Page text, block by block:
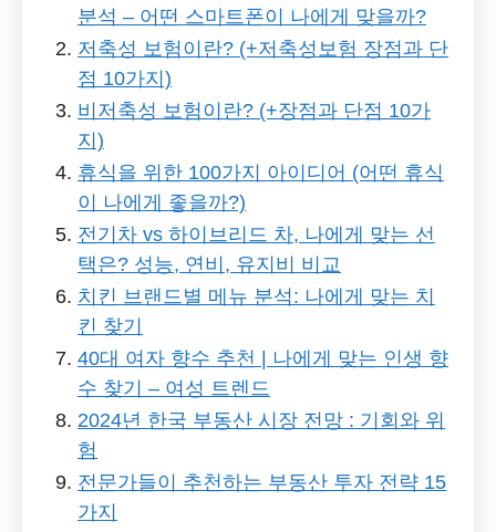
분석 – 어떤 스마트폰이 나에게 맞을까?
저축성 보험이란? (+저축성보험 장점과 단
점 10가지)
비저축성 보험이란? (+장점과 단점 10가
지)
휴식을 위한 100가지 아이디어 (어떤 휴식
이 나에게 좋을까?)
전기차 vs 하이브리드 차, 나에게 맞는 선
택은? 성능, 연비, 유지비 비교
치킨 브랜드별 메뉴 분석: 나에게 맞는 치
킨 찾기
40대 여자 향수 추천 | 나에게 맞는 인생 향
수 찾기 – 여성 트렌드
2024년 한국 부동산 시장 전망 : 기회와 위
험
전문가들이 추천하는 부동산 투자 전략 15
가지